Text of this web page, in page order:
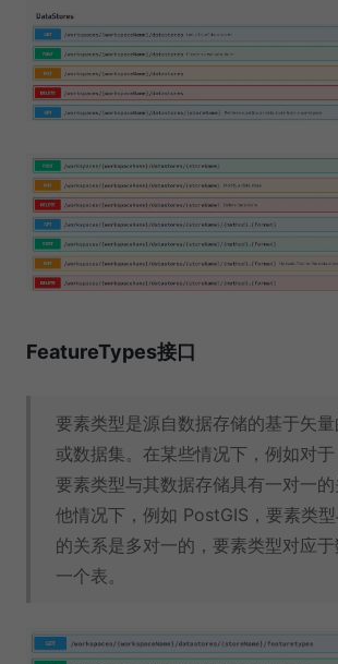
FeatureTypes接口
要素类型是源自数据存储的基于矢
或数据集。在某些情况下，例如对
要素类型与其数据存储具有一对一
他情况下，例如 PostGIS，要素类
的关系是多对一的，要素类型对应
一个表。